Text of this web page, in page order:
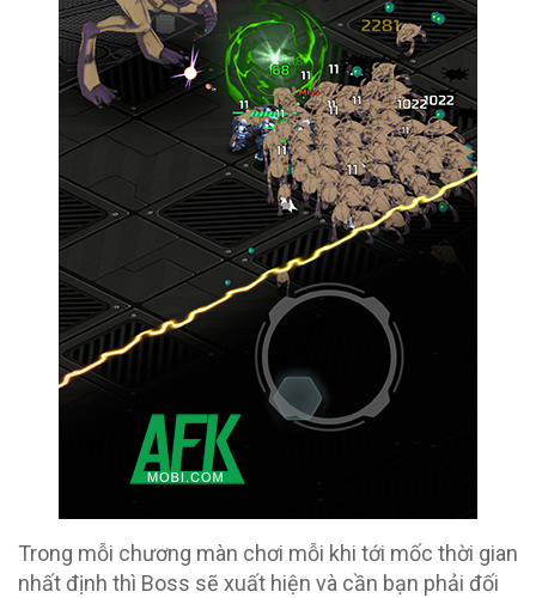
Trong mỗi chương màn chơi mỗi khi tới mốc thời gian
nhất định thì Boss sẽ xuất hiện và cần bạn phải đối